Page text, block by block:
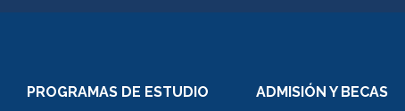
Consulta y certificado
PROGRAMAS DE ESTUDIO ADMISIÓN Y BECAS